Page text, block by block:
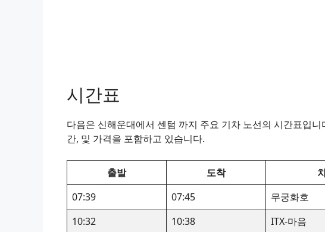
시간표
다음은 신해운대에서 센텀 까지 주요 기차 노선의 시간표입
간, 및 가격을 포함하고 있습니다.
출발 도착
07:39
07:45 무궁화호
10:32
10:38 ITX-마음